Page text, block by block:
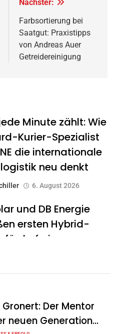
Nächster:
Farbsortierung bei
Saatgut: Praxistipps
von Andreas Auer
Getreidereinigung
Minute zählt: Wie
Kurier-Spezialist
die internationale
neu denkt
6. August 2026
und DB Energie
ersten Hybrid-
förderfreie
im
Quartal
Gronert: Der Mentor
neuen Generation